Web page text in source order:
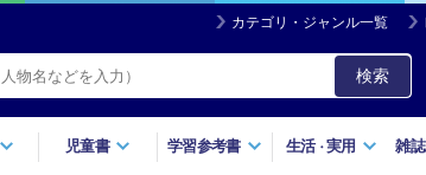
カテゴリ・ジャンル一覧
検索
児童書 学習参考書 生活・実用 雑誌